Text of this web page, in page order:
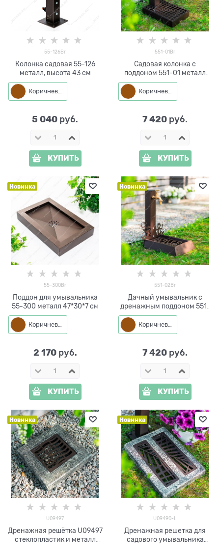
55-126Br
Колонка садовая 55-126
металл, высота 43 см
Коричневый
5 040 руб.
КУПИТЬ
551-01Br
Садовая колонка с
поддоном 551-01 металл
h=43 см
Коричневый
7 420 руб.
КУПИТЬ
Новинка
55-300Br
Поддон для умывальника
55-300 металл 47*30*7 см
Коричневый
2 170 руб.
КУПИТЬ
Новинка
551-02Br
Дачный умывальник с
дренажным поддоном 551-
02 металл h=43 см
Коричневый
7 420 руб.
КУПИТЬ
Новинка
U09497
Дренажная решётка U09497
стеклопластик и металл
Новинка
U09490-L
Дренажная решетка для
садового умывальника